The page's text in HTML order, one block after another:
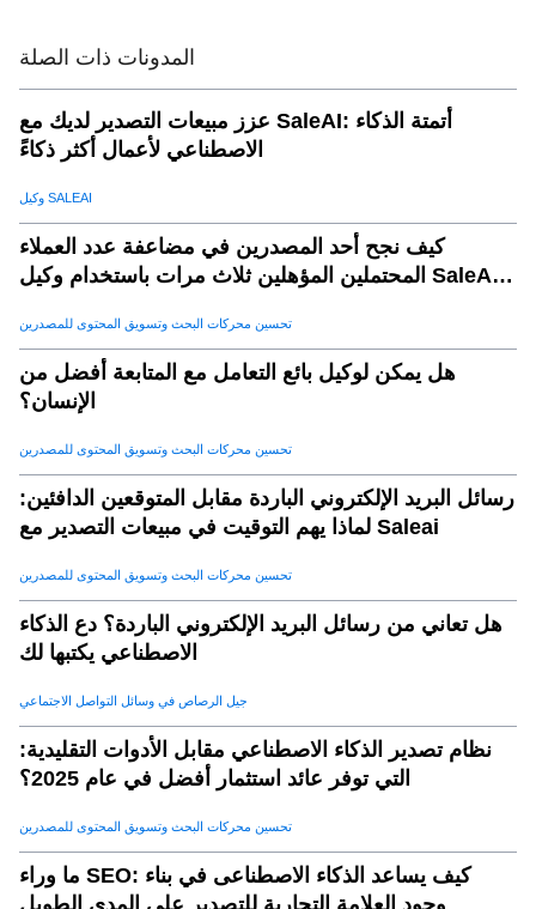
المدونات ذات الصلة
عزز مبيعات التصدير لديك مع SaleAI: أتمتة الذكاء
الاصطناعي لأعمال أكثر ذكاءً
وكيل SALEAI
كيف نجح أحد المصدرين في مضاعفة عدد العملاء
المحتملين المؤهلين ثلاث مرات باستخدام وكيل SaleAI
تحسين محركات البحث وتسويق المحتوى للمصدرين
هل يمكن لوكيل بائع التعامل مع المتابعة أفضل من
الإنسان؟
تحسين محركات البحث وتسويق المحتوى للمصدرين
رسائل البريد الإلكتروني الباردة مقابل المتوقعين الدافئين:
لماذا يهم التوقيت في مبيعات التصدير مع Saleai
تحسين محركات البحث وتسويق المحتوى للمصدرين
هل تعاني من رسائل البريد الإلكتروني الباردة؟ دع الذكاء
الاصطناعي يكتبها لك
جيل الرصاص في وسائل التواصل الاجتماعي
نظام تصدير الذكاء الاصطناعي مقابل الأدوات التقليدية:
التي توفر عائد استثمار أفضل في عام 2025؟
تحسين محركات البحث وتسويق المحتوى للمصدرين
ما وراء SEO: كيف يساعد الذكاء الاصطناعى في بناء